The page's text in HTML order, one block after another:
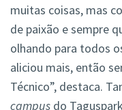
muitas coisas, mas
de paixão e sempre
olhando para todos
aliciou mais, então
Técnico”, destaca.
campus do